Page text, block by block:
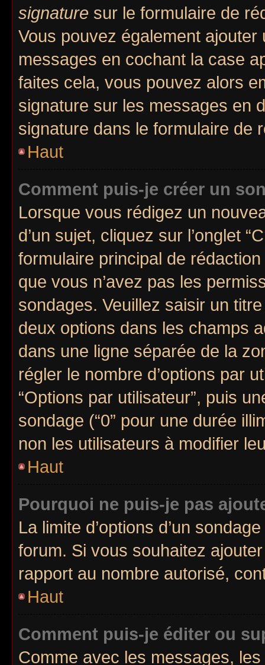
signature sur le formulaire de
Vous pouvez également
messages en cochant la case
faites cela, vous pouvez alors
signature sur les messages en
signature dans le formulaire de
Haut
Comment puis-je créer un
Lorsque vous rédigez un
d’un sujet, cliquez sur l’onglet
formulaire principal de
que vous n’avez pas les
sondages. Veuillez saisir un
deux options dans les champs
dans une ligne séparée de la
régler le nombre d’options par
“Options par utilisateur”, puis
sondage (“0” pour une durée
non les utilisateurs à modifier
Haut
Pourquoi ne puis-je pas
La limite d’options d’un
forum. Si vous souhaitez
rapport au nombre autorisé,
Haut
Comment puis-je éditer ou
Comme avec les messages,